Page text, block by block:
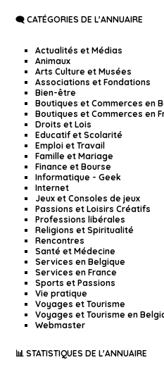
🗨️ CATÉGORIES DE L'ANNUAIRE
Actualités et Médias
Animaux
Arts Culture et Musées
Associations et Fondations
Bien-être
Boutiques et Commerces en
Boutiques et Commerces en
Droits et Lois
Educatif et Scolarité
Emploi et Travail
Famille et Mariage
Finance et Bourse
Informatique - Geek
Internet
Jeux et Consoles de jeux
Passions et Loisirs Créatifs
Professions libérales
Religions et Spiritualité
Rencontres
Santé et Médecine
Services en Belgique
Services en France
Sports et Passions
Vie pratique
Voyages et Tourisme
Voyages et Tourisme en
Webmaster
📊 STATISTIQUES DE L'ANNUAIRE